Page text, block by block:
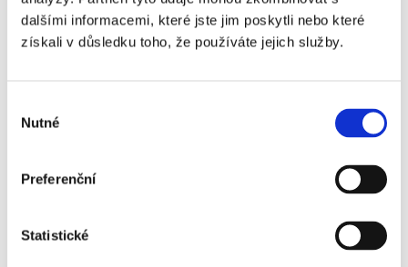
dalšími informacemi, které jste jim poskytli nebo které
získali v důsledku toho, že používáte jejich služby.
souhlasu
Nutné
Preferenční
Statistické
zvláště ve velkých městech jako Praha, Brno a Ostrava
v nedostatkové zboží. Ti, kteří provozují v těchto
městech investiční nemovitost, jsou ve výhodné